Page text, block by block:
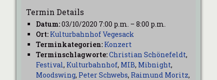
Termin Details
Datum:03/10/2020 7:00 p.m. – 8:00 p.m.
Ort: Kulturbahnhof Vegesack
Terminkategorien: Konzert
Terminschlagworte:Christian Schönefeldt,
Festival, Kulturbahnhof, MIB, Mibnight,
Moodswing, Peter Schwebs, Raimund Moritz,